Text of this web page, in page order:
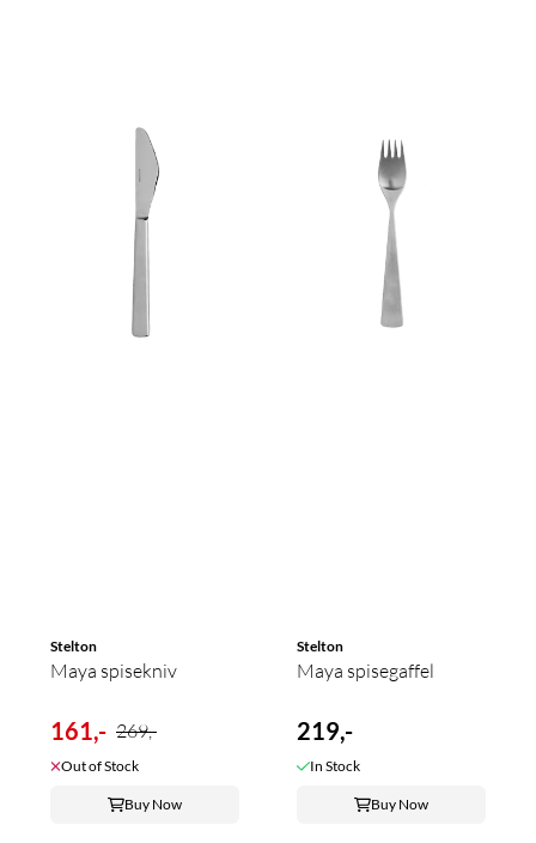
Stelton
Maya spisekniv
161,- 269,-
Out of Stock
Buy Now
Stelton
Maya spisegaffel
219,-
In Stock
Buy Now